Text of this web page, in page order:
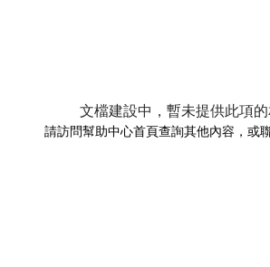
文檔建設中，暫未提供此項
請訪問幫助中心首頁查詢其他內容，或